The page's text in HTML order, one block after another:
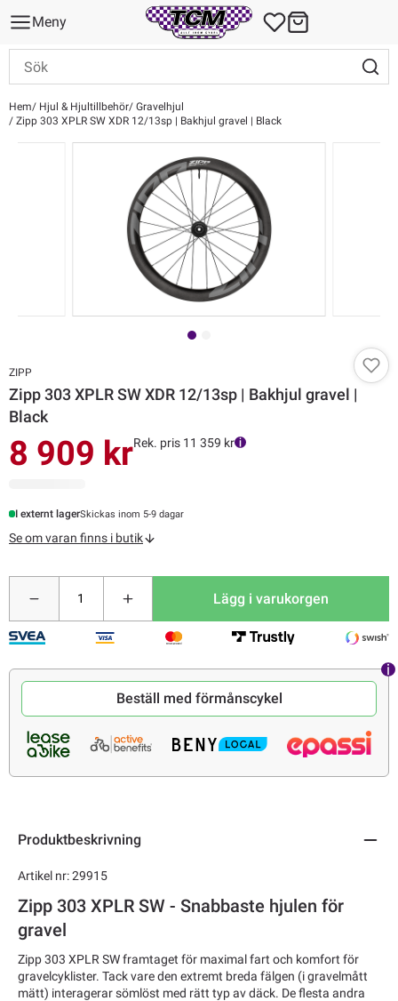
Meny
Hem Hjul & Hjultillbehör Gravelhjul
Zipp 303 XPLR SW XDR 12/13sp | Bakhjul gravel | Black
ZIPP
Zipp 303 XPLR SW XDR 12/13sp | Bakhjul gravel |
Black
8 909 krRek. pris 11 359 kr
I externt lagerSkickas inom 5-9 dagar
Se om varan finns i butik
Lägg i varukorgen
Beställ med förmånscykel
Produktbeskrivning
Artikel nr: 29915
Zipp 303 XPLR SW - Snabbaste hjulen för
gravel
Zipp 303 XPLR SW framtaget för maximal fart och komfort för
gravelcyklister. Tack vare den extremt breda fälgen (i gravelmått
mätt) interagerar sömlöst med rätt typ av däck. De flesta andra